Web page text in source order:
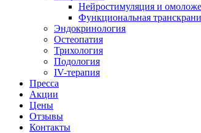
Нейростимуляция и
Функциональная
Эндокринология
Остеопатия
Трихология
Подология
IV-терапия
Пресса
Акции
Цены
Отзывы
Контакты